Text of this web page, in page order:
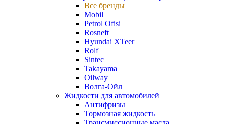
Все бренды
Mobil
Petrol Ofisi
Rosneft
Hyundai XTeer
Rolf
Sintec
Takayama
Oilway
Волга-Ойл
Жидкости для автомобилей
Антифризы
Тормозная жидкость